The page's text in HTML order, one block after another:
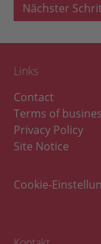
Nächster
Links
Contact
Terms of
Privacy Policy
Site Notice
Cookie-